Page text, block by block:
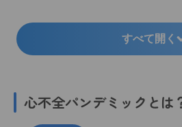
すべて開く
心不全パンデミックとは